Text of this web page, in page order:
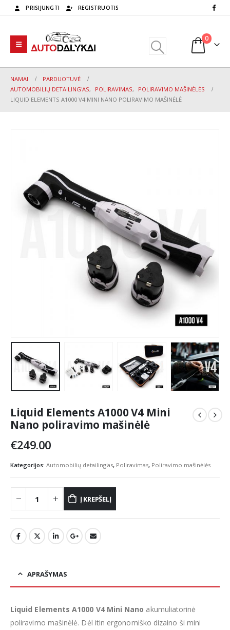
PRISIJUNGTI REGISTRUOTIS
0
NAMAI
PARDUOTUVĖ
AUTOMOBILIŲ DETAILING'AS, POLIRAVIMAS,
POLIRAVIMO MAŠINĖLĖS
LIQUID ELEMENTS A1000 V4 MINI NANO POLIRAVIMO MAŠINĖLĖ
Liquid Elements A1000 V4 Mini
Nano poliravimo mašinėlė
€249.00
Kategorijos: Automobilių detailing'as, Poliravimas, Poliravimo mašinėlės
Į KREPŠELĮ
APRAŠYMAS
Liquid Elements A1000 V4 Mini Nano akumuliatorinė
poliravimo mašinėlė. Dėl itin ergonomiško dizaino ši mini